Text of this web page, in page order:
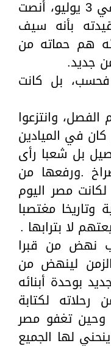
ساحة لجهادكم المزعوم".وفي 3 يوليو، أنصت
بأنه سيف
هم حماته من
جديد.
فحسب، بل كانت
وانتزعوا
في الميادين
بل شعبا رأى
.ورفعها من
مصر اليوم
مغتصبا
لا بترابها .
نهض من قبرا
لينهض من
بوحدة أبنائه
لكتابة
وحين تغفو مصر
لها الجميع